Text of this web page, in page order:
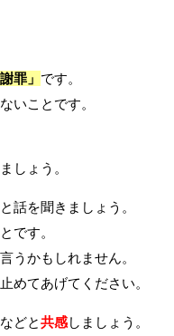
罪」 です。
いことです。
しょう。
話を聞きましょう。
です。
うかもしれません。
めてあげてください。
どと共感しましょう。